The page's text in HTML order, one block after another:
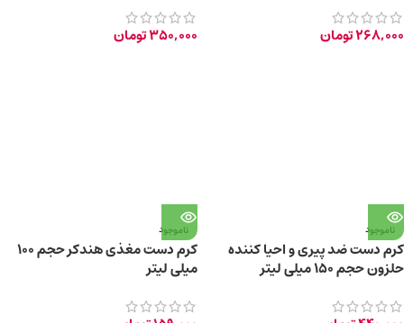
268,000تومان 350,000تومان
ناموجود
کرم دست ضد پیری و احیا کننده
حلزون حجم ۱۵۰ میلی لیتر
ناموجود
کرم دست مغذی هندکر حجم ۱۰۰
میلی لیتر